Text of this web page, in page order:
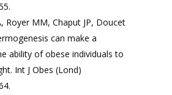
Royer MM, Chaput JP, Doucet
can make a
ability of obese individuals to
Int J Obes (Lond)